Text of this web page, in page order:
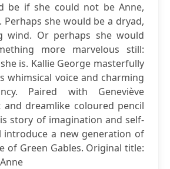
be if she could not be Anne,
Perhaps she would be a dryad,
wind. Or perhaps she would
more marvelous still:
is. Kallie George masterfully
whimsical voice and charming
Paired with Geneviève
dreamlike coloured pencil
story of imagination and self-
introduce a new generation of
of Green Gables. Original title: